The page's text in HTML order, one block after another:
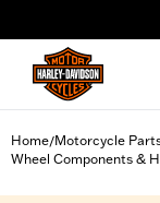
Home/Motorcycle
Wheel Components &